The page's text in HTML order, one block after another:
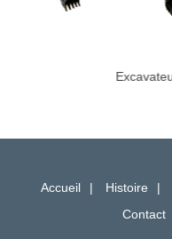
Accueil Histoire
Contact